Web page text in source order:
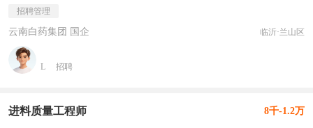
招聘管理
云南白药集团 国企 临沂·兰山区
L 招聘
进料质量工程师 8千-1.2万